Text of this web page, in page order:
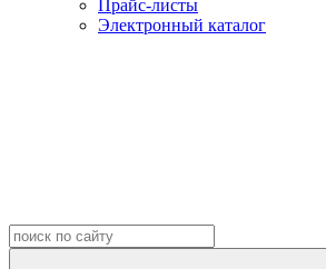
Прайс-листы
Электронный каталог